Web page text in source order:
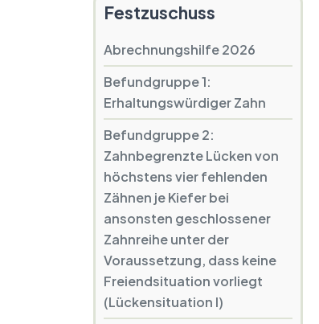
Festzuschuss
Abrechnungshilfe 2026
Befundgruppe 1:
Erhaltungswürdiger Zahn
Befundgruppe 2:
Zahnbegrenzte Lücken von
höchstens vier fehlenden
Zähnen je Kiefer bei
ansonsten geschlossener
Zahnreihe unter der
Voraussetzung, dass keine
Freiendsituation vorliegt
(Lückensituation I)